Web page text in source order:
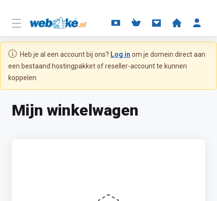
ⓘ Heb je al een account bij ons? Log in om je domein direct aan
een bestaand hostingpakket of reseller-account te kunnen
koppelen.
Mijn winkelwagen